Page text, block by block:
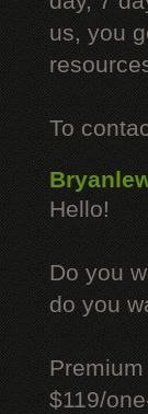
us, you
To
Hello!
Do you
do you
$119/